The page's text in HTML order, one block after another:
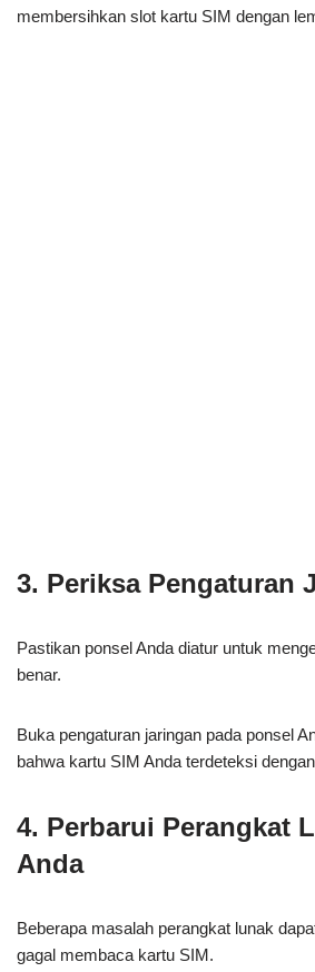
membersihkan slot kartu SIM dengan
3. Periksa Pengaturan
Pastikan ponsel Anda diatur untuk
benar.
Buka pengaturan jaringan pada ponsel
bahwa kartu SIM Anda terdeteksi
4. Perbarui Perangkat
Anda
Beberapa masalah perangkat lunak
gagal membaca kartu SIM.